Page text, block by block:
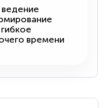
времени